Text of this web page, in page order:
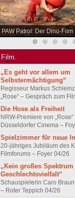
PAW Patrol: Der Dino-Film
Film.
„Es geht vor allem um
Selbstermächtigung“
Regisseur Markus
„Rose“ – Gespräch zum
Die Hose als Freiheit
NRW-Premiere von „Rose“
Düsseldorfer Cinema –
Spielzimmer für neue
20-jähriges Jubiläum des
Filmforums – Foyer 04/26
„Kein großes Spektrum
Geschlechtsvielfalt“
Schauspielerin Caro Braun
– Roter Teppich 04/26